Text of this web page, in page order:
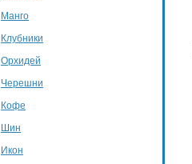
Манго
Клубники
Орхидей
Черешни
Кофе
Шин
Икон